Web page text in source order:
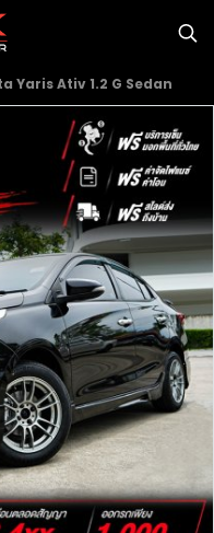
Yaris Ativ 1.2 G Sedan